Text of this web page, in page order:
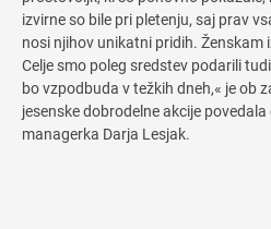
izvirne so bile pri pletenju, saj prav
nosi njihov unikatni pridih. Ženskam
Celje smo poleg sredstev podarili
bo vzpodbuda v težkih dneh,« je ob
jesenske dobrodelne akcije povedala
managerka Darja Lesjak.